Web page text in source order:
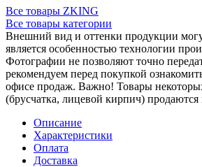
Все товары ZKING
Все товары категории
Внешний вид и оттенки продукции
является особенностью технологии
Фотографии не позволяют точно
рекомендуем перед покупкой
офисе продаж. Важно! Товары
(брусчатка, лицевой кирпич)
Описание
Характеристики
Оплата
Доставка